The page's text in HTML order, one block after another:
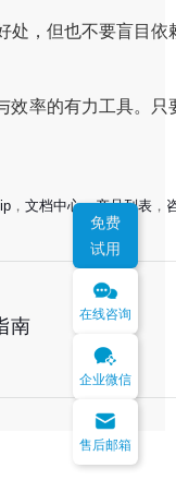
处，但也不要盲目
效率的有力工具。
， 文档中心，产品列表 ，
南
免费
试用
在线咨询
企业微信
售后邮箱